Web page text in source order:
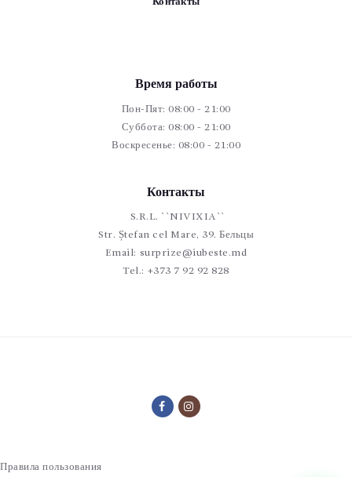
Контакты
Время работы
Пон-Пят: 08:00 - 21:00
Суббота: 08:00 - 21:00
Воскресенье: 08:00 - 21:00
Контакты
S.R.L. ``NIVIXIA``
Str. Ștefan cel Mare, 39. Бельцы
Email: surprize@iubeste.md
Tel.: +373 7 92 92 828
Правила пользования